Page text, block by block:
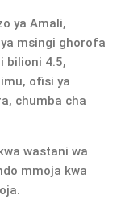
ya Amali,
msingi ghorofa
bilioni 4.5,
ofisi ya
chumba cha
wastani wa
mmoja kwa